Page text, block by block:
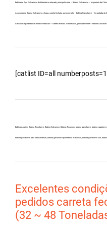
Bobina de Aço Galvalume distribuidor no atacado, principalmente – Bobina Galvalume – Importada da
Aço carbono, Bobina Galvalume, chapa, carreta fechada, por exemplo – Bobina Galvalume – Importada da
Galvalume para fabricar telhas metálicas – carreta fechada 32 toneladas, principalmente – Bobina
[catlist ID=all
Bobina Aluzinc, Bobina Zincalume, Bobina Galvanew, Bobina Zincanew, bobina galvolume, bobina
bobina galvalume para fabricar telhas, bobina galvalume para telhas metálicas, bobina galvalume csn,
Excelentes
pedidos carreta
(32 ~ 48